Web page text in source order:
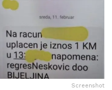
Screenshot